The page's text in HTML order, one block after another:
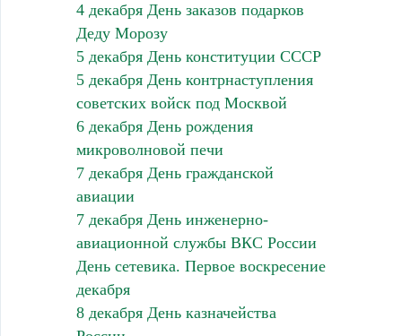
4 декабря День заказов подарков
Деду Морозу
5 декабря День конституции СССР
5 декабря День контрнаступления
советских войск под Москвой
6 декабря День рождения
микроволновой печи
7 декабря День гражданской
авиации
7 декабря День инженерно-
авиационной службы ВКС России
День сетевика. Первое воскресение
декабря
8 декабря День казначейства